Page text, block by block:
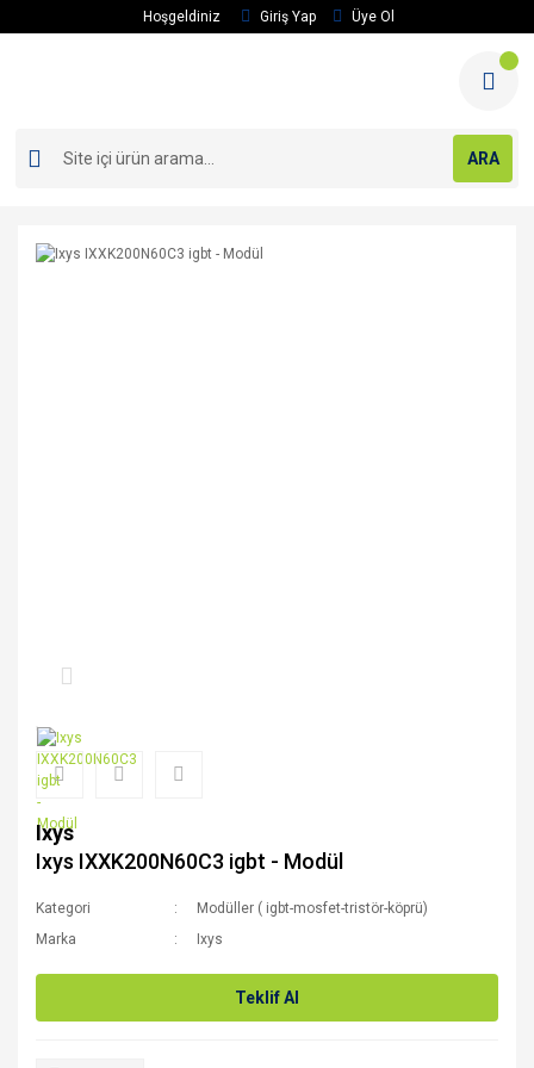
Hoşgeldiniz Giriş Yap Üye Ol
ARA
Ixys
Ixys IXXK200N60C3 igbt - Modül
Kategori
Modüller ( igbt-mosfet-tristör-köprü)
Marka
Ixys
Teklif Al